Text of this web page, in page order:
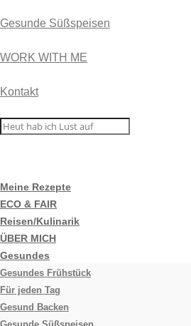
Gesunde Süßspeisen
WORK WITH ME
Kontakt
Meine Rezepte
ECO & FAIR
Reisen/Kulinarik
ÜBER MICH
Gesundes
Gesundes Frühstück
Für jeden Tag
Gesund Backen